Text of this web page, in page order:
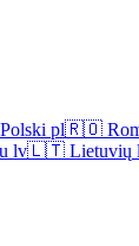
Polski pl🇷🇴
lv🇱🇹 Lietuvių